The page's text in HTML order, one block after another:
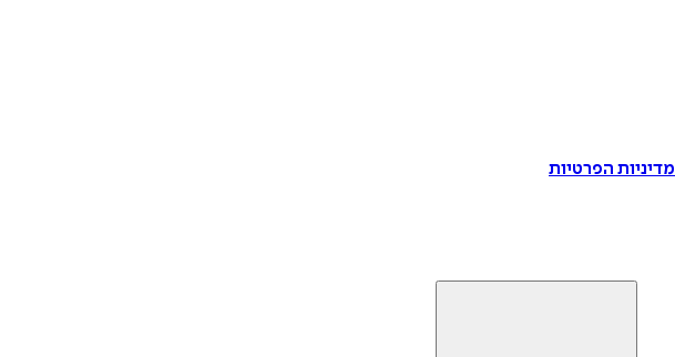
הפרטיות